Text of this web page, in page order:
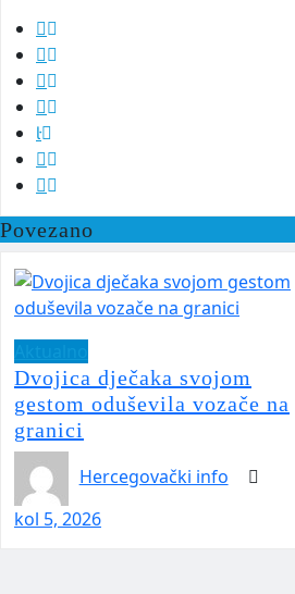
Povezano
Dvojica dječaka svojom
gestom oduševila vozače na
granici
Hercegovački info
kol 5, 2026